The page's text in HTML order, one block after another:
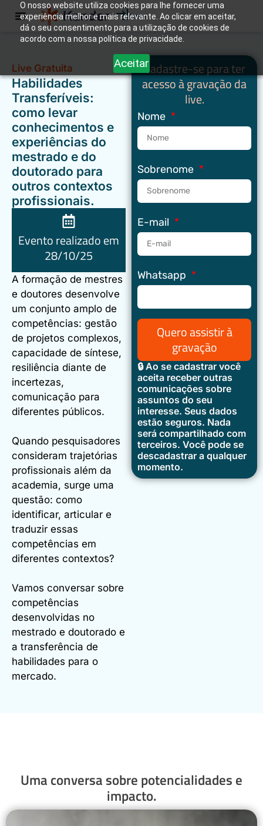
O nosso website utiliza cookies para lhe fornecer uma
experiência melhor e mais relevante. Ao clicar em aceitar,
dá o seu consentimento para a utilização de cookies de
acordo com a nossa política de privacidade.
Aceitar
Entrar
Live Gratuita
Habilidades
Transferíveis:
como levar
conhecimentos e
experiências do
mestrado e do
doutorado para
outros contextos
profissionais.
Evento realizado em
28/10/25
A formação de mestres
e doutores desenvolve
um conjunto amplo de
competências: gestão
de projetos complexos,
capacidade de síntese,
resiliência diante de
incertezas,
comunicação para
diferentes públicos.
Quando pesquisadores
consideram trajetórias
profissionais além da
academia, surge uma
questão: como
identificar, articular e
traduzir essas
competências em
diferentes contextos?
Vamos conversar sobre
competências
desenvolvidas no
mestrado e doutorado e
a transferência de
habilidades para o
mercado.
Cadastre-se para ter
acesso à gravação da
live.
Nome
Sobrenome
E-mail
Whatsapp
Quero assistir à
gravação
🔒 Ao se cadastrar você
aceita receber outras
comunicações sobre
assuntos do seu
interesse. Seus dados
estão seguros. Nada
será compartilhado com
terceiros. Você pode se
descadastrar a qualquer
momento.
Uma conversa sobre potencialidades e
impacto.